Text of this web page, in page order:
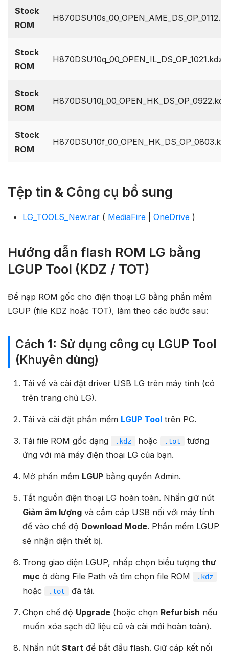
Stock
ROM
Stock
ROM
H870DSU10q_00_OPEN_IL_DS_OP_1021.kdz
Stock
ROM
H870DSU10j_00_OPEN_HK_DS_OP_0922.kdz
Stock
ROM
Tệp tin & Công cụ bổ sung
LG_TOOLS_New.rar( MediaFire| OneDrive)
Hướng dẫn flash ROM LG bằng
LGUP Tool (KDZ / TOT)
Để nạp ROM gốc cho điện thoại LG bằng phần mềm
LGUP (file KDZ hoặc TOT), làm theo các bước sau:
Cách 1: Sử dụng công cụ LGUP Tool
(Khuyên dùng)
Tải về và cài đặt driver USB LG trên máy tính (có
trên trang chủ LG).
Tải và cài đặt phần mềm LGUP Tooltrên PC.
Tải file ROM gốc dạng .kdz hoặc .tot
tương
ứng với mã máy điện thoại LG của bạn.
Mở phần mềm LGUPbằng quyền Admin.
Tắt nguồn điện thoại LG hoàn toàn. Nhấn giữ nút
Giảm âm lượngvà cắm cáp USB nối với máy tính
để vào chế độ Download Mode. Phần mềm LGUP
sẽ nhận diện thiết bị.
Trong giao diện LGUP, nhấp chọn biểu tượng thư
mục ở dòng File Path và tìm chọn file ROM .kdz
hoặc .tot đã tải.
Chọn chế độ Upgrade(hoặc chọn Refurbish nếu
muốn xóa sạch dữ liệu cũ và cài mới hoàn toàn).
Nhấn nút Start để bắt đầu flash. Giữ cáp kết nối